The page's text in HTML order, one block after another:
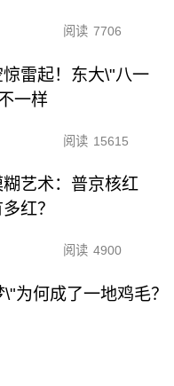
阅读 7706
雷起！东大\"八一
一样
阅读 15615
艺术：普京核红
红？
阅读 4900
为何成了一地鸡毛？